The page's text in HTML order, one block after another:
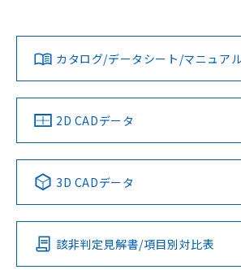
タイムチャート
上、n: 90mm以上
検出領域
ダウンロードデータをご利用いただく前
みください。
ソフトウェアの使用条件
対応済み
中国 RoHS 注意事項・凡例
Pb Hg Cd
O
LR型式承認
（イギリス
船舶規格）
DNV型式承認
（ノルウェー
BV
（
No No No
この製品の規格認
その他の認証はこちらのページ
カタログ/データシート/マニュア
2D CADデータ
3D CADデータ
該非判定見解書/項目別対比表